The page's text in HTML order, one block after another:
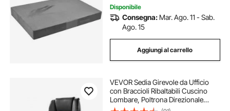
Disponibile
Consegna: Mar. Ago. 11 - Sab.
Ago. 15
Aggiungi al carrello
VEVOR Sedia Girevole da Ufficio
con Braccioli Ribaltabili Cuscino
Lombare, Poltrona Direzionale
Ergonomica, Sedile da Ufficio in